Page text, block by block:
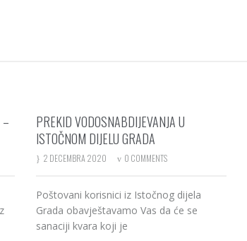
–
PREKID VODOSNABDIJEVANJA U
ISTOČNOM DIJELU GRADA
2 DECEMBRA 2020 0 COMMENTS
Poštovani korisnici iz Istočnog dijela
Grada obavještavamo Vas da će se
sanaciji kvara koji je